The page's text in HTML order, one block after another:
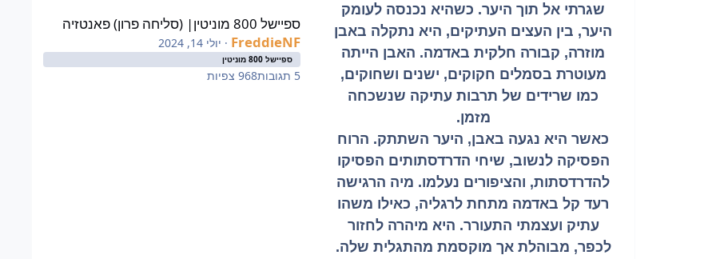
שגרתי אל תוך היער. כשהיא נכנסה לעומק
היער, בין העצים העתיקים, היא נתקלה באבן
מוזרה, קבורה חלקית באדמה. האבן הייתה
מעוטרת בסמלים חקוקים, ישנים ושחוקים,
כמו שרידים של תרבות עתיקה שנשכחה
מזמן.
כאשר היא נגעה באבן, היער השתתק. הרוח
הפסיקה לנשוב, שיחי הדרדסתותים הפסיקו
להדרדסתות, והציפורים נעלמו. מיה הרגישה
רעד קל באדמה מתחת לרגליה, כאילו משהו
עתיק ועצמתי התעורר. היא מיהרה לחזור
לכפר, מבוהלת אך מוקסמת מהתגלית שלה.
ספיישל 800 מוניטין| (סליחה פרון) פאנטזיה
FreddieNF
· יולי 14, 2024
ספיישל 800 מוניטין
5 תגובות968 צפיות